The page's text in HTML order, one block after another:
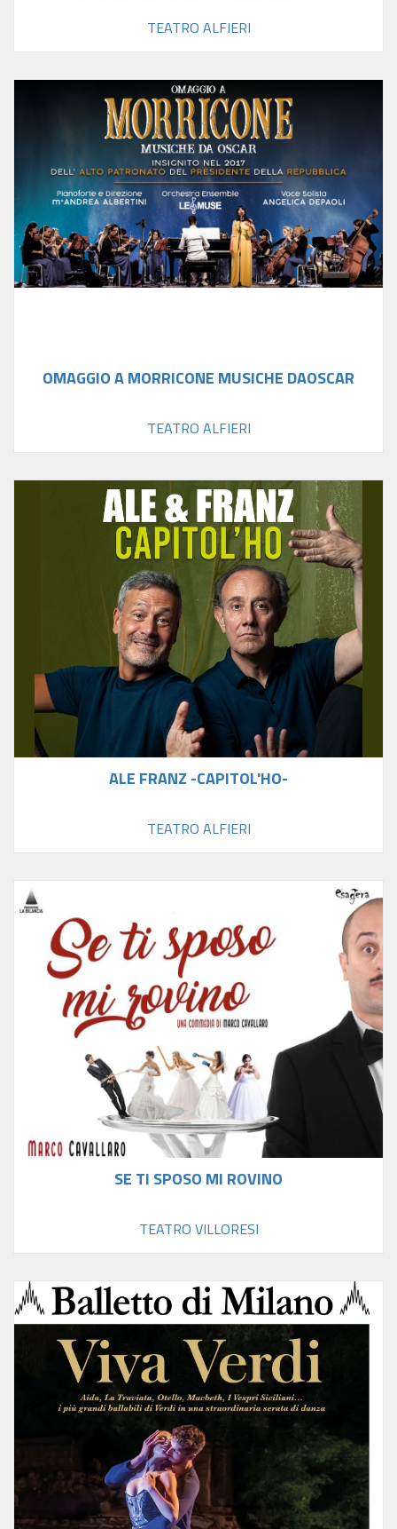
TEATRO ALFIERI
OMAGGIO A MORRICONE MUSICHE DAOSCAR
TEATRO ALFIERI
ALE FRANZ -CAPITOL'HO-
TEATRO ALFIERI
SE TI SPOSO MI ROVINO
TEATRO VILLORESI